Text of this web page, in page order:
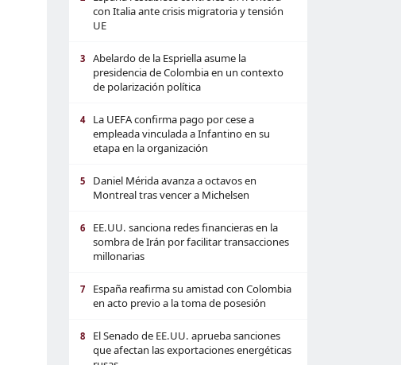
con Italia ante crisis migratoria y tensión
UE
3
Abelardo de la Espriella asume la
presidencia de Colombia en un contexto
de polarización política
4
La UEFA confirma pago por cese a
empleada vinculada a Infantino en su
etapa en la organización
5
Daniel Mérida avanza a octavos en
Montreal tras vencer a Michelsen
6
EE.UU. sanciona redes financieras en la
sombra de Irán por facilitar transacciones
millonarias
7
España reafirma su amistad con Colombia
en acto previo a la toma de posesión
8
El Senado de EE.UU. aprueba sanciones
que afectan las exportaciones energéticas